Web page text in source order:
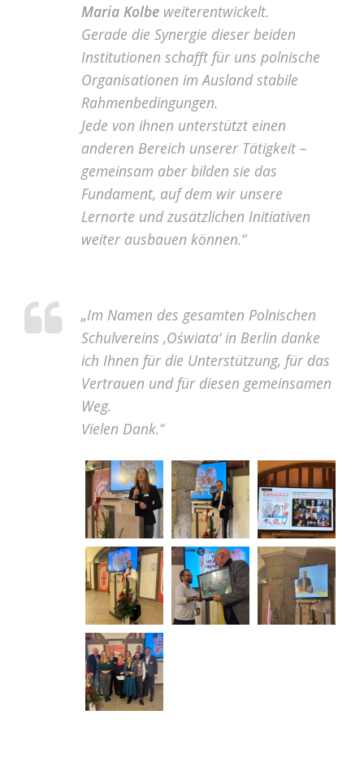
Maria Kolbe weiterentwickelt.
Gerade die Synergie dieser beiden
Institutionen schafft für uns polnische
Organisationen im Ausland stabile
Rahmenbedingungen.
Jede von ihnen unterstützt einen
anderen Bereich unserer Tätigkeit –
gemeinsam aber bilden sie das
Fundament, auf dem wir unsere
Lernorte und zusätzlichen Initiativen
weiter ausbauen können.“
„Im Namen des gesamten Polnischen
Schulvereins ‚Oświata‘ in Berlin danke
ich Ihnen für die Unterstützung, für das
Vertrauen und für diesen gemeinsamen
Weg.
Vielen Dank.“